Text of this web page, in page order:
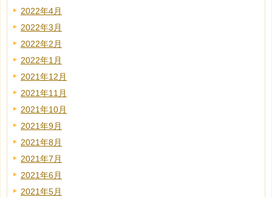
2022年4月
2022年3月
2022年2月
2022年1月
2021年12月
2021年11月
2021年10月
2021年9月
2021年8月
2021年7月
2021年6月
2021年5月